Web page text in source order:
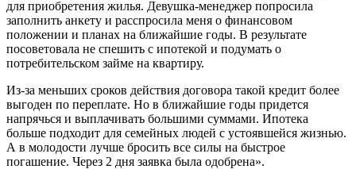
для приобретения жилья. Девушка-менеджер попросила
заполнить анкету и расспросила меня о финансовом
положении и планах на ближайшие годы. В результате
посоветовала не спешить с ипотекой и подумать о
потребительском займе на квартиру.
Из-за меньших сроков действия договора такой кредит более
выгоден по переплате. Но в ближайшие годы придется
напрячься и выплачивать большими суммами. Ипотека
больше подходит для семейных людей с устоявшейся жизнью.
А в молодости лучше бросить все силы на быстрое
погашение. Через 2 дня заявка была одобрена».